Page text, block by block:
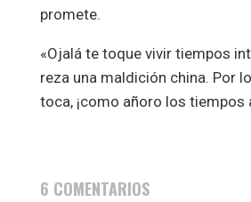
promete.
«Ojalá te toque vivir tiempos
reza una maldición china. Por
toca, ¡como añoro los tiempos
6 COMENTARIOS